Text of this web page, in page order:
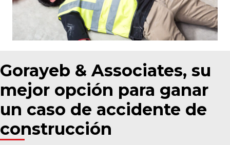
Gorayeb & Associates, su
mejor opción para ganar
un caso de accidente de
construcción